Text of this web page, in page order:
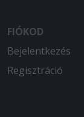
FIÓKOD
Bejelentkezés
Regisztráció